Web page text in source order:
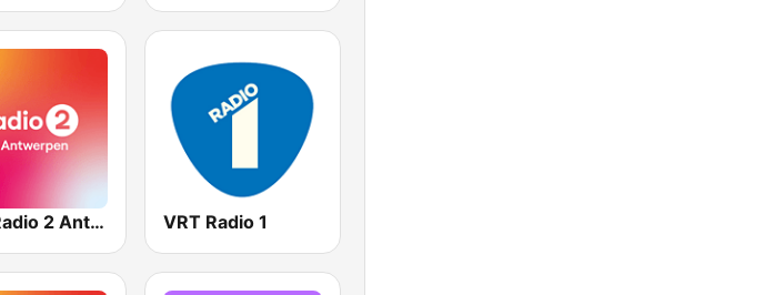
VRT Radio 2 Antwerpen VRT Radio 1